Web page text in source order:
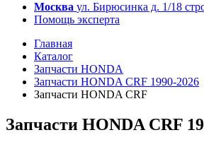
Москва ул. Бирюсинка д. 1/18
Помощь эксперта
Главная
Каталог
Запчасти HONDA
Запчасти HONDA CRF 1990-2026
Запчасти HONDA CRF
Запчасти HONDA CRF